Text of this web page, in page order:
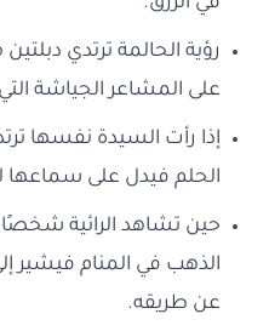
في الرزق.
رؤية الحالمة ترتدي
على المشاعر الجياشة
إذا رأت السيدة نفسها
الحلم فيدل على سماعها
حين تشاهد الرائية شخصًا
الذهب في المنام فيشير
عن طريقه.